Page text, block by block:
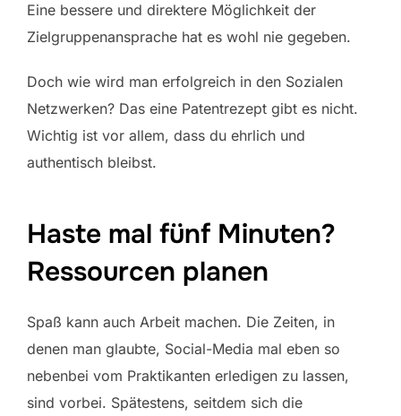
Eine bessere und direktere Möglichkeit der
Zielgruppenansprache hat es wohl nie gegeben.
Doch wie wird man erfolgreich in den Sozialen
Netzwerken? Das eine Patentrezept gibt es nicht.
Wichtig ist vor allem, dass du ehrlich und
authentisch bleibst.
Haste mal fünf Minuten?
Ressourcen planen
Spaß kann auch Arbeit machen. Die Zeiten, in
denen man glaubte, Social-Media mal eben so
nebenbei vom Praktikanten erledigen zu lassen,
sind vorbei. Spätestens, seitdem sich die